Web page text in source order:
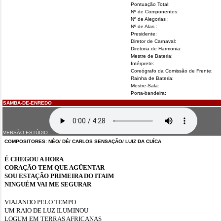
Pontuação Total:
Nº de Componentes:
Nº de Alegorias :
Nº de Alas :
Presidente:
Diretor de Carnaval:
Diretoria de Harmonia:
Mestre de Bateria:
Intérprete:
Coreógrafo da Comissão de Frente:
Rainha de Bateria:
Mestre-Sala:
Porta-bandeira:
SAMBA-DE-ENREDO
VERSÃO ESTÚDIO
COMPOSITORES: NÉO/ DÉ/ CARLOS SENSAÇÃO/ LUIZ DA CUÍCA
É CHEGOU A HORA
CORAÇÃO TEM QUE AGÜENTAR
SOU ESTAÇÃO PRIMEIRA DO ITAIM
NINGUÉM VAI ME SEGURAR
VIAJANDO PELO TEMPO
UM RAIO DE LUZ ILUMINOU
LOGUM EM TERRAS AFRICANAS